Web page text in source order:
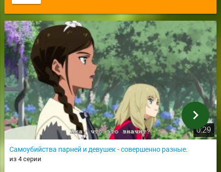
0:29
Самоубийства парней и девушек - совершенно разные.
из 4 серии
chevron_right